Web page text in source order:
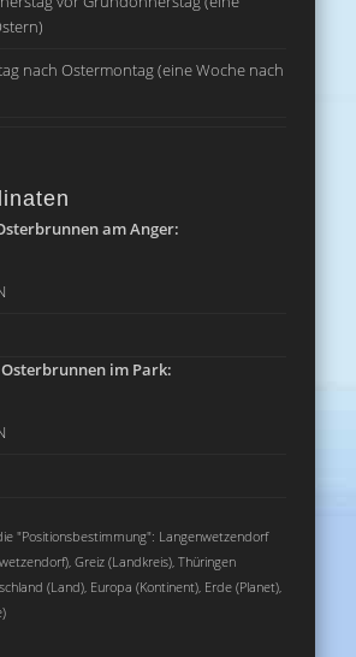
nach Ostermontag (eine Woche nach
am Anger:
Osterbrunnen im Park:
"Positionsbestimmung": Langenwetzendorf
Greiz (Landkreis), Thüringen
(Land), Europa (Kontinent), Erde (Planet),